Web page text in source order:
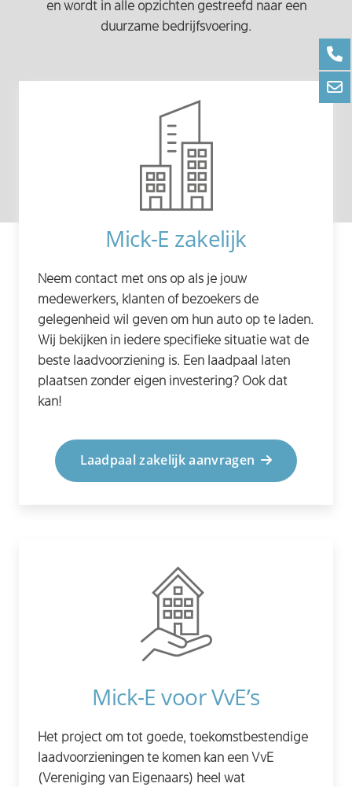
en wordt in alle opzichten gestreefd naar een
duurzame bedrijfsvoering.
Mick-E zakelijk
Neem contact met ons op als je jouw
medewerkers, klanten of bezoekers de
gelegenheid wil geven om hun auto op te laden.
Wij bekijken in iedere specifieke situatie wat de
beste laadvoorziening is. Een laadpaal laten
plaatsen zonder eigen investering? Ook dat
kan!
Laadpaal zakelijk aanvragen
Mick-E voor VvE’s
Het project om tot goede, toekomstbestendige
laadvoorzieningen te komen kan een VvE
(Vereniging van Eigenaars) heel wat